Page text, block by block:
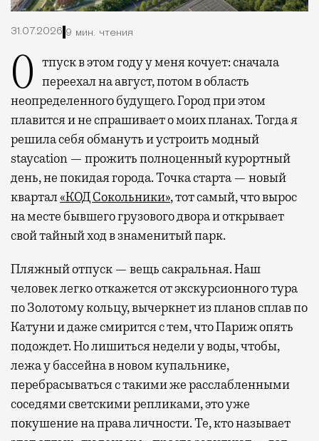
31.07.2026 9 мин. чтения
Отпуск в этом году у меня кочует: сначала переехал на август, потом в область
неопределенного будущего. Город при этом
плавится и не спрашивает о моих планах. Тогда я
решила себя обмануть и устроить модный
staycation — прожить полноценный курортный
день, не покидая города. Точка старта — новый
квартал«КОД Сокольники», тот самый, что вырос
на месте бывшего грузового двора и открывает
свой тайный ход в знаменитый парк.
Пляжный отпуск — вещь сакральная. Наш
человек легко откажется от экскурсионного тура
по Золотому кольцу, вычеркнет из планов сплав по
Катуни и даже смирится с тем, что Париж опять
подождет. Но лишиться недели у воды, чтобы,
лежа у бассейна в новом купальнике,
перебрасываться с такими же расслабленными
соседями светскими репликами, это уже
покушение на права личности. Те, кто называет